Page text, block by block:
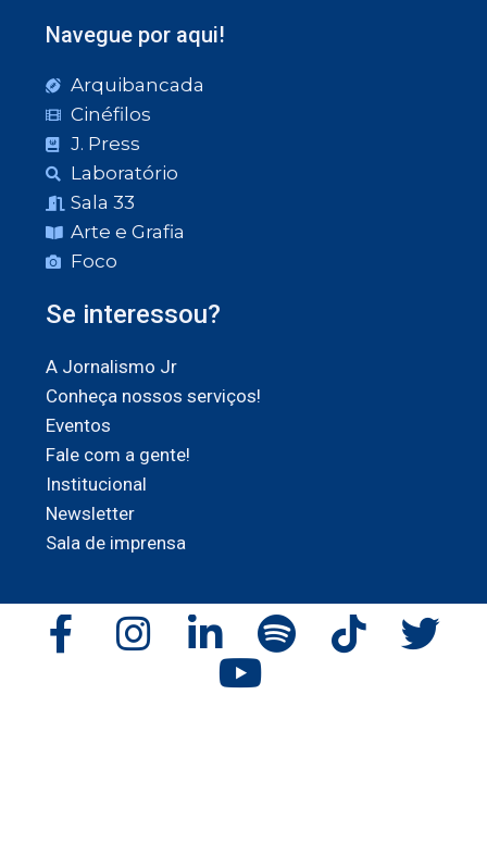
Navegue por aqui!
Arquibancada
Cinéfilos
J. Press
Laboratório
Sala 33
Arte e Grafia
Foco
Se interessou?
A Jornalismo Jr
Conheça nossos serviços!
Eventos
Fale com a gente!
Institucional
Newsletter
Sala de imprensa